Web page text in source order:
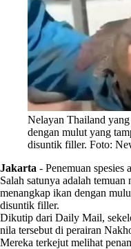
Nelayan Thailand
dengan mulut yang
disuntik filler. Foto:
Jakarta - Penemuan spesies
Salah satunya adalah
menangkap ikan dengan
disuntik filler.
Dikutip dari Daily Mail,
nila tersebut di perairan
Mereka terkejut melihat